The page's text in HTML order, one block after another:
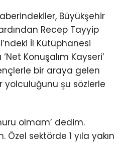
Büyükşehir
Recep Tayyip
İl Kütüphanesi
Konuşalım Kayseri’
bir araya gelen
yolculuğunu şu sözlerle
olmam’ dedim.
Özel sektörde 1 yıla yakın